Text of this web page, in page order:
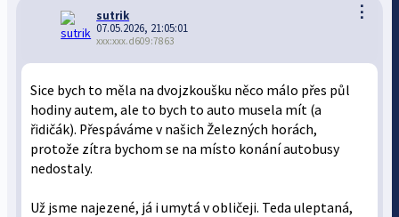
⋮
sutrik
07.05.2026, 21:05:01
xxx:xxx.d609:7863
Sice bych to měla na dvojzkoušku něco málo přes půl
hodiny autem, ale to bych to auto musela mít (a
řidičák). Přespáváme v našich Železných horách,
protože zítra bychom se na místo konání autobusy
nedostaly.
Už jsme najezené, já i umytá v obličeji. Teda uleptaná,